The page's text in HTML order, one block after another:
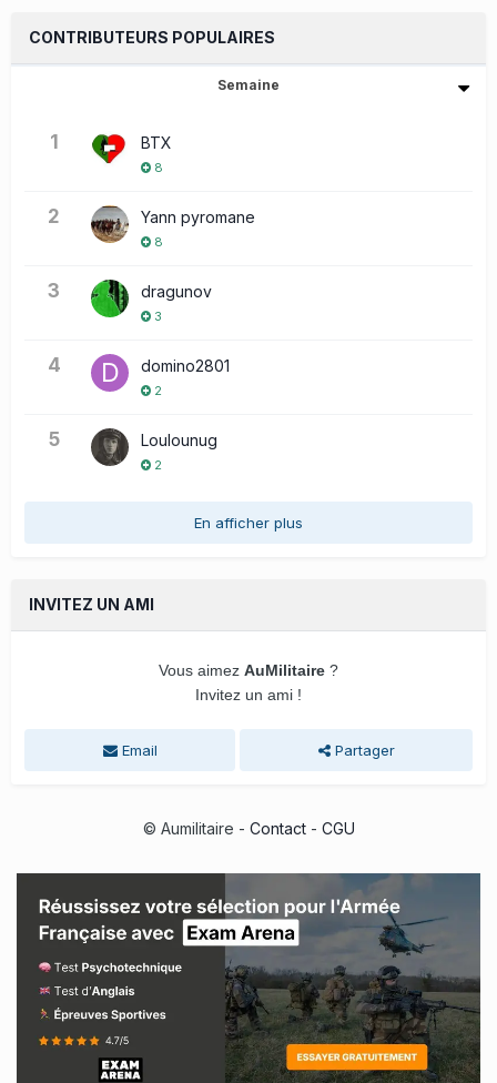
CONTRIBUTEURS POPULAIRES
Semaine
1 BTX
8
2 Yann pyromane
8
3 dragunov
3
4 domino2801
2
5 Loulounug
2
En afficher plus
INVITEZ UN AMI
Vous aimez AuMilitaire ?
Invitez un ami !
Email Partager
© Aumilitaire - Contact- CGU